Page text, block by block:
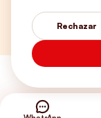
Rechazar